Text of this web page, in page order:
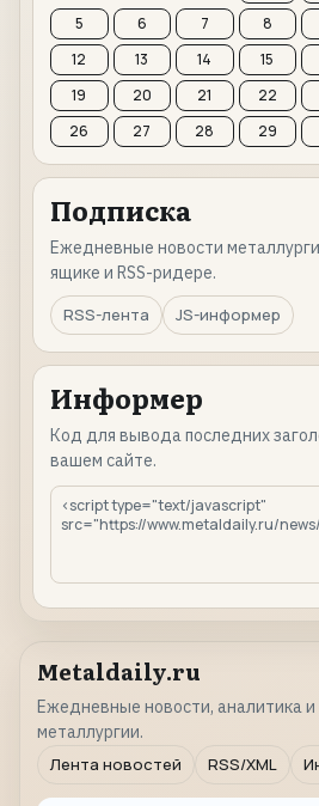
5
6 7 8
12
13 14 15
19
20 21 22
26
27 28 29
Подписка
Ежедневные новости
ящике и RSS-ридере.
RSS-лента
JS-информер
Информер
Код для вывода последних
вашем сайте.
Metaldaily.ru
Ежедневные новости, аналитика и
металлургии.
Лента новостей
RSS/XML